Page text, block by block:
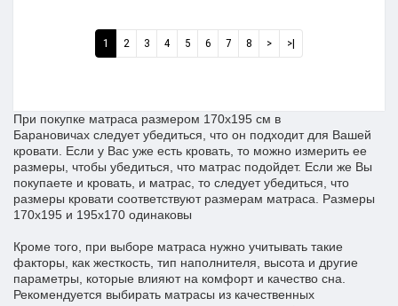
1 2 3 4 5 6 7 8 > >|
При покупке матраса размером 170x195 см в
Барановичах следует убедиться, что он подходит для Вашей
кровати. Если у Вас уже есть кровать, то можно измерить ее
размеры, чтобы убедиться, что матрас подойдет. Если же Вы
покупаете и кровать, и матрас, то следует убедиться, что
размеры кровати соответствуют размерам матраса. Размеры
170х195 и 195х170 одинаковы
Кроме того, при выборе матраса нужно учитывать такие
факторы, как жесткость, тип наполнителя, высота и другие
параметры, которые влияют на комфорт и качество сна.
Рекомендуется выбирать матрасы из качественных